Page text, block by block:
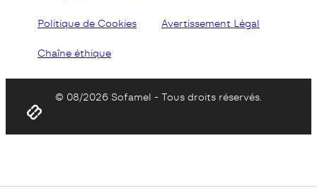
Politique de Cookies Avertissement Légal
Chaîne éthique
© 08/2026 Sofamel - Tous droits réservés.